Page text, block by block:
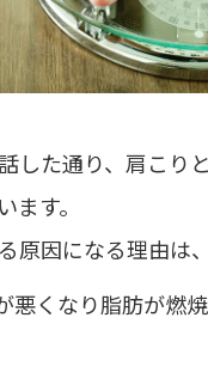
した通り、肩こり
ます。
原因になる理由は
悪くなり脂肪が燃